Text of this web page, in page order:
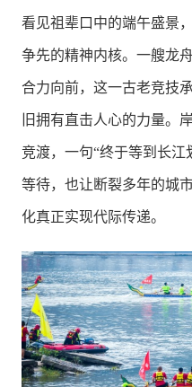
看见祖辈口中的端午盛景
争先的精神内核。一艘龙
合力向前，这一古老竞技
旧拥有直击人心的力量。
竞渡，一句“终于等到长江
等待，也让断裂多年的城
化真正实现代际传递。